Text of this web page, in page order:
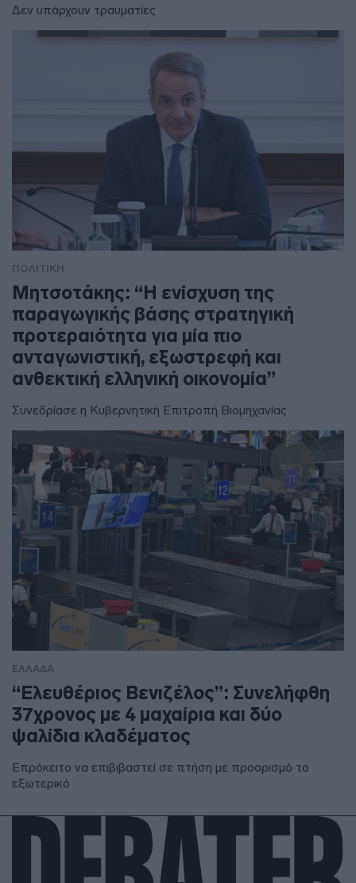
Δεν υπάρχουν τραυματίες
ΠΟΛΙΤΙΚΗ
Μητσοτάκης: “Η ενίσχυση της
παραγωγικής βάσης στρατηγική
προτεραιότητα για μία πιο
ανταγωνιστική, εξωστρεφή και
ανθεκτική ελληνική οικονομία”
Συνεδρίασε η Κυβερνητική Επιτροπή Βιομηχανίας
ΕΛΛΑΔΑ
“Ελευθέριος Βενιζέλος”: Συνελήφθη
37χρονος με 4 μαχαίρια και δύο
ψαλίδια κλαδέματος
Επρόκειτο να επιβιβαστεί σε πτήση με προορισμό το
εξωτερικό